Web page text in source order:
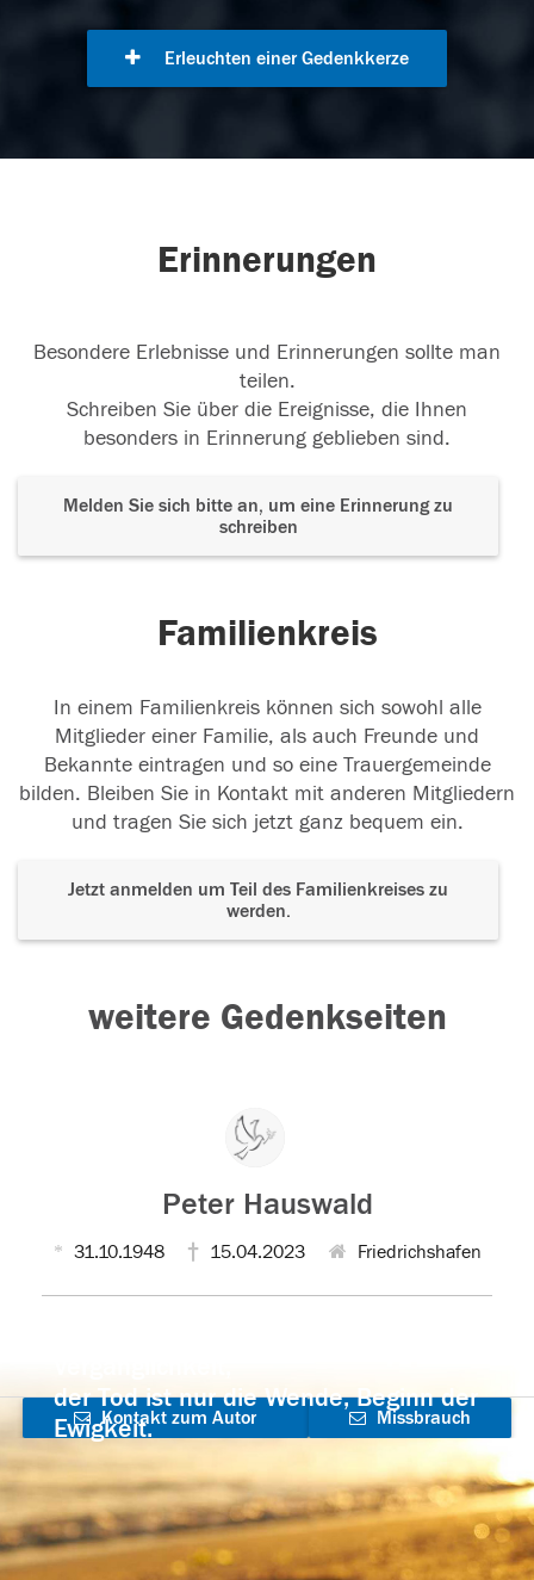
Erleuchten einer Gedenkkerze
Erinnerungen
Besondere Erlebnisse und Erinnerungen sollte man
teilen.
Schreiben Sie über die Ereignisse, die Ihnen
besonders in Erinnerung geblieben sind.
Melden Sie sich bitte an, um eine Erinnerung zu
schreiben
Familienkreis
In einem Familienkreis können sich sowohl alle
Mitglieder einer Familie, als auch Freunde und
Bekannte eintragen und so eine Trauergemeinde
bilden. Bleiben Sie in Kontakt mit anderen Mitgliedern
und tragen Sie sich jetzt ganz bequem ein.
Jetzt anmelden um Teil des Familienkreises zu
werden.
weitere Gedenkseiten
Peter Hauswald
31.10.1948 15.04.2023 Friedrichshafen
der Tod ist nur die Wende, Beginn der
Ewigkeit.
Kontakt zum Autor
aufnehmen
Missbrauch